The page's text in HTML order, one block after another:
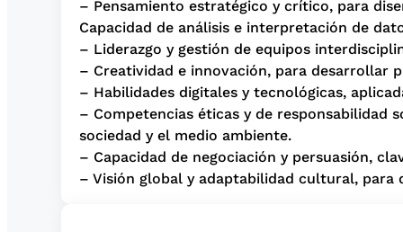
– Pensamiento estratégico y crítico, para
Capacidad de análisis e interpretación de
– Liderazgo y gestión de equipos
– Creatividad e innovación, para desarrollar
– Habilidades digitales y tecnológicas,
– Competencias éticas y de responsabilidad
sociedad y el medio ambiente.
– Capacidad de negociación y persuasión,
– Visión global y adaptabilidad cultural,